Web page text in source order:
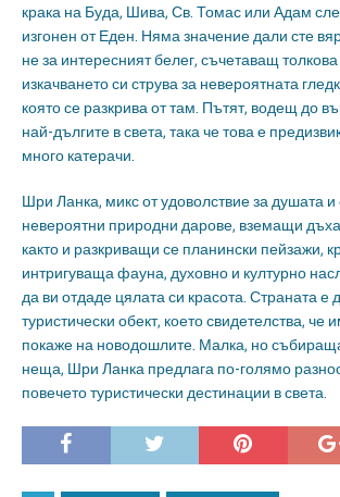
крака на Буда, Шива, Св. Томас или Адам
изгонен от Еден. Няма значение дали сте
не за интересният белег, съчетаващ
изкачването си струва за невероятната
която се разкрива от там. Пътят, водещ до
най-дългите в света, така че това е
много катерачи.
Шри Ланка, микс от удоволствие за душата и
невероятни природни дарове, вземащи
както и разкриващи се планински пейзажи,
интригуваща фауна, духовно и културно
да ви отдаде цялата си красота. Страната е
туристически обект, което свидетелства, че
покаже на новодошлите. Малка, но
неща, Шри Ланка предлага по-голямо
повечето туристически дестинации в света.